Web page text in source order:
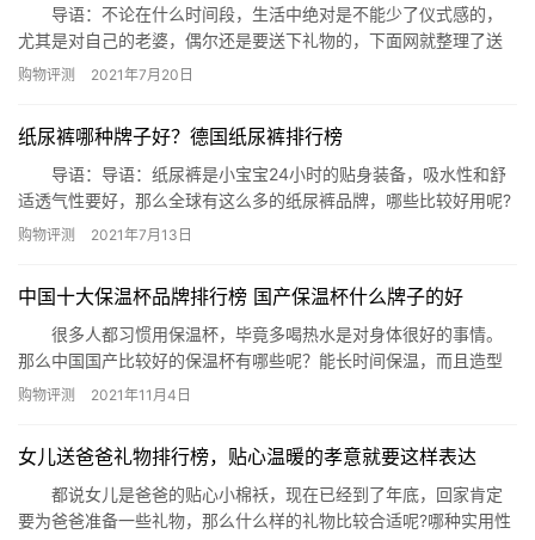
导语：不论在什么时间段，生活中绝对是不能少了仪式感的，
尤其是对自己的老婆，偶尔还是要送下礼物的，下面网就整理了送
老婆30岁礼物排行榜，一起来看看吧! 一、高端护肤品 在送老
以很建议送护肤品给自己的老婆。 二、丝巾 丝巾在如今更多
购物评测 2021年7月20日
纸尿裤哪种牌子好？德国纸尿裤排行榜
导语：导语：纸尿裤是小宝宝24小时的贴身装备，吸水性和舒
适透气性要好，那么全球有这么多的纸尿裤品牌，哪些比较好用呢?
今天网为大家盘点了德国纸尿裤排行榜，这些纸尿裤的口碑还不
3.德国贝笙超薄婴儿纸尿裤 4.海伦哈伯干爽…
购物评测 2021年7月13日
​中国十大保温杯品牌排行榜 国产保温杯什么牌子的好
很多人都习惯用保温杯，毕竟多喝热水是对身体很好的事情。
那么中国国产比较好的保温杯有哪些呢？能长时间保温，而且造型
不错性价比高的保温杯品牌有哪些呢？下面就为你推荐中国十大保
品、施密特(simita)保温杯、NONOO 水果杯…
购物评测 2021年11月4日
女儿送爸爸礼物排行榜，贴心温暖的孝意就要这样表达
都说女儿是爸爸的贴心小棉袄，现在已经到了年底，回家肯定
要为爸爸准备一些礼物，那么什么样的礼物比较合适呢?哪种实用性